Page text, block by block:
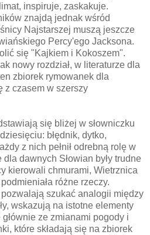
inspiruje, zaskakuje.
znajdą jednak wśród
Najstarszej muszą jeszcze
Percy'ego Jacksona.
się "Kajkiem i Kokoszem".
nowy rozdział, w literaturze dla
zbiorek rymowanek dla
z czasem w szerszy
się bliżej w słowniczku
błędnik, dytko,
z nich pełnił odrebną rolę w
dawnych Słowian były trudne
kierowali chmurami, Wietrznica
różne rzeczy.
szukać analogii między
wskazują na istotne elementy
ze zmianami pogody i
które składają się na zbiorek